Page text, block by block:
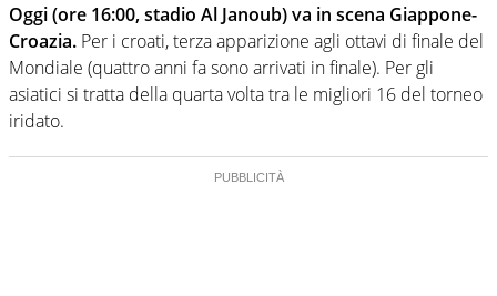
Oggi (ore 16:00, stadio Al Janoub) va in scena Giappone-
Croazia. Per i croati, terza apparizione agli ottavi di finale del
Mondiale (quattro anni fa sono arrivati in finale). Per gli
asiatici si tratta della quarta volta tra le migliori 16 del torneo
iridato.